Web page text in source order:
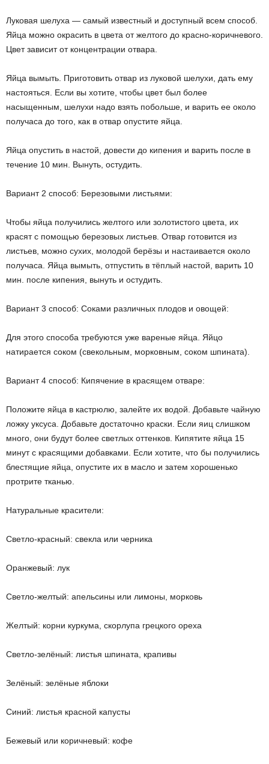
Луковая шелуха — самый известный и доступный всем способ.
Яйца можно окрасить в цвета от желтого до красно-коричневого.
Цвет зависит от концентрации отвара.
Яйца вымыть. Приготовить отвар из луковой шелухи, дать ему
настояться. Если вы хотите, чтобы цвет был более
насыщенным, шелухи надо взять побольше, и варить ее около
получаса до того, как в отвар опустите яйца.
Яйца опустить в настой, довести до кипения и варить после в
течение 10 мин. Вынуть, остудить.
Вариант 2 способ: Березовыми листьями:
Чтобы яйца получились желтого или золотистого цвета, их
красят с помощью березовых листьев. Отвар готовится из
листьев, можно сухих, молодой берёзы и настаивается около
получаса. Яйца вымыть, отпустить в тёплый настой, варить 10
мин. после кипения, вынуть и остудить.
Вариант 3 способ: Соками различных плодов и овощей:
Для этого способа требуются уже вареные яйца. Яйцо
натирается соком (свекольным, морковным, соком шпината).
Вариант 4 способ: Кипячение в красящем отваре:
Положите яйца в кастрюлю, залейте их водой. Добавьте чайную
ложку уксуса. Добавьте достаточно краски. Если яиц слишком
много, они будут более светлых оттенков. Кипятите яйца 15
минут с красящими добавками. Если хотите, что бы получились
блестящие яйца, опустите их в масло и затем хорошенько
протрите тканью.
Натуральные красители:
Светло-красный: свекла или черника
Оранжевый: лук
Светло-желтый: апельсины или лимоны, морковь
Желтый: корни куркума, скорлупа грецкого ореха
Светло-зелёный: листья шпината, крапивы
Зелёный: зелёные яблоки
Синий: листья красной капусты
Бежевый или коричневый: кофе